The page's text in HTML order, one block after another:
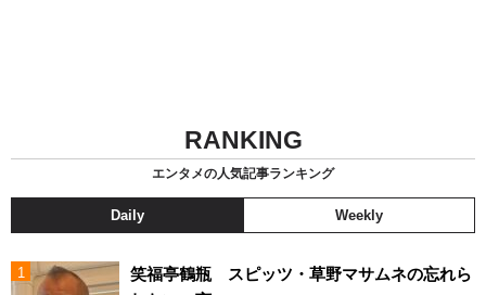
RANKING
エンタメの人気記事ランキング
Daily Weekly
笑福亭鶴瓶 スピッツ・草野マサムネの忘れら